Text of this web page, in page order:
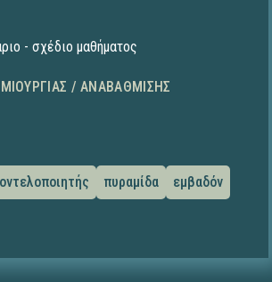
- σχέδιο μαθήματος
/ ΑΝΑΒΆΘΜΙΣΗΣ
πυραμίδα εμβαδόν